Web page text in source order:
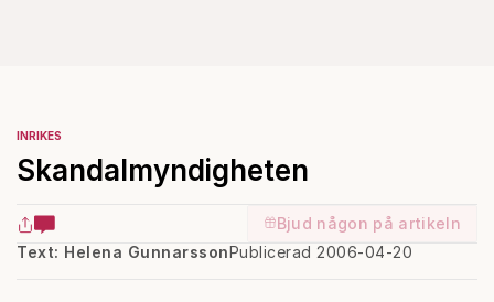
INRIKES
Skandalmyndigheten
Bjud någon på artikeln
Text: Helena GunnarssonPublicerad 2006-04-20